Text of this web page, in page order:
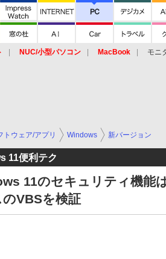
NUC/小型パソコン MacBook モニ
トウェア/アプリ Windows 新バージョン
11便利テク
11のセキュリティ機能
VBSを検証